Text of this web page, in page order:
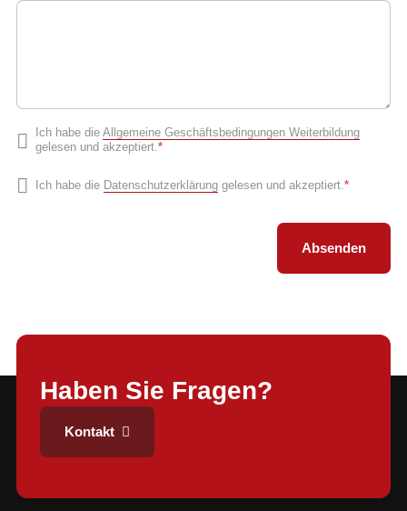
Ich habe die Allgemeine Geschäftsbedingungen Weiterbildung
gelesen und akzeptiert.*
Ich habe die Datenschutzerklärung gelesen und akzeptiert. *
Haben Sie Fragen?
Kontakt